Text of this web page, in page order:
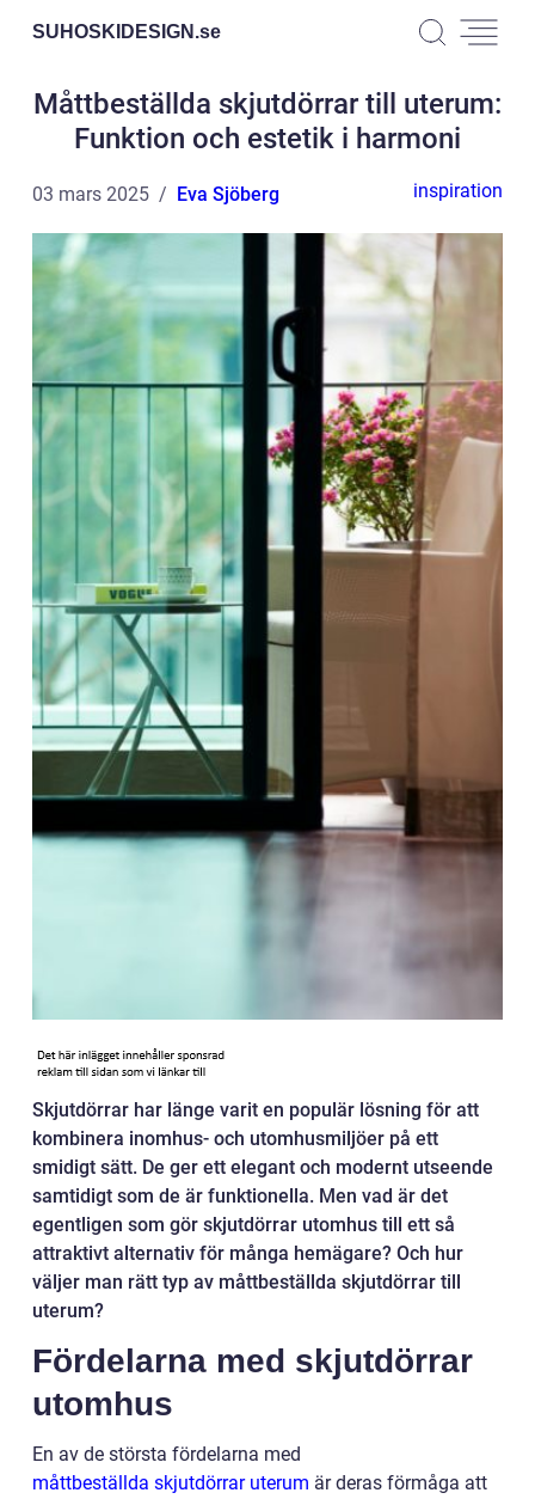
SUHOSKIDESIGN.se
Måttbeställda skjutdörrar till uterum:
Funktion och estetik i harmoni
03 mars 2025 Eva Sjöberg inspiration
Skjutdörrar har länge varit en populär lösning för att
kombinera inomhus- och utomhusmiljöer på ett
smidigt sätt. De ger ett elegant och modernt utseende
samtidigt som de är funktionella. Men vad är det
egentligen som gör skjutdörrar utomhus till ett så
attraktivt alternativ för många hemägare? Och hur
väljer man rätt typ av måttbeställda skjutdörrar till
uterum?
Fördelarna med skjutdörrar
utomhus
En av de största fördelarna med
måttbeställda skjutdörrar uterum är deras förmåga att